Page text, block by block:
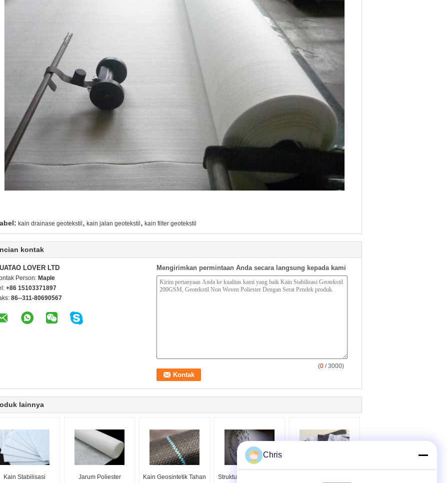
kain drainase geotekstil , kain jalan geotekstil , kain filter geotekstil
kontak
LOVER LTD
Person: Maple
+86 15103371897
86--311-80690567
Mengirimkan permintaan Anda secara langsung kepada kami
(0 / 3000)
lainnya
Kain Stabilisasi
Jarum Poliester
Kain Geosintetik Tahan
Struktur Jaringan Hdpe
Chris